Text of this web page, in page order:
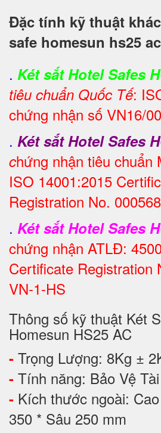
Đặc tính kỹ thuật
safe homesun hs25 ac
. Két sắt Hotel Safes
tiêu chuẩn Quốc Tế:
chứng nhận số VN16/
. Két sắt Hotel Safes
chứng nhận tiêu chuẩn
ISO 14001:2015
Registration No.
. Két sắt Hotel Safes
chứng nhận ATLĐ:
Certificate Registration
VN-1-HS
Thông số kỹ thuật Két
Homesun HS25 AC
- Trọng Lượng: 8Kg ±
- Tính năng: Bảo Vệ
- Kích thước ngoài:
350 * Sâu 250 mm